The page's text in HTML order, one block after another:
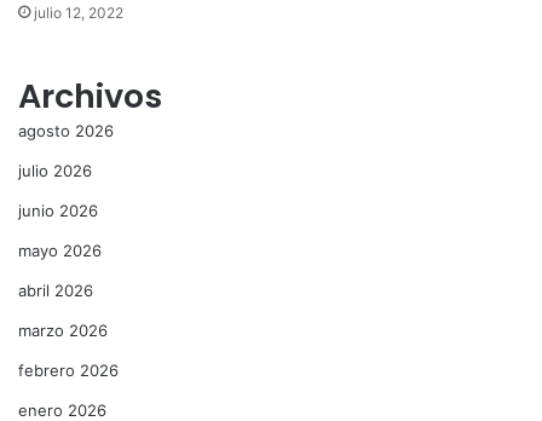
julio 12, 2022
Archivos
agosto 2026
julio 2026
junio 2026
mayo 2026
abril 2026
marzo 2026
febrero 2026
enero 2026